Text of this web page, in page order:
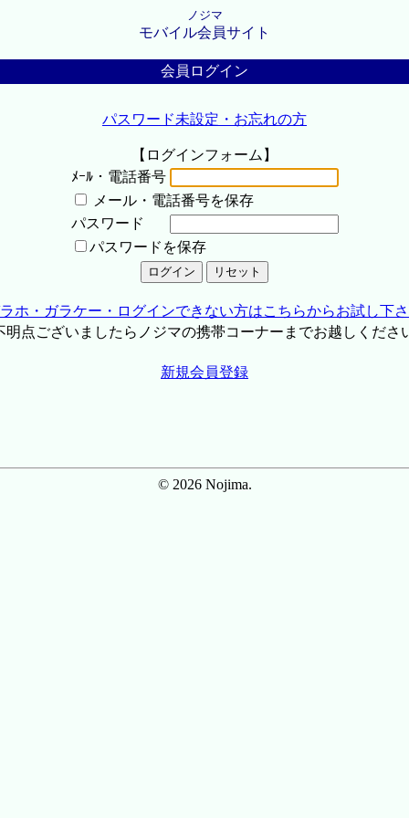
ノジマ
モバイル会員サイト
会員ログイン
パスワード未設定・お忘れの方
【ログインフォーム】
ﾒｰﾙ・電話番号
メール・電話番号を保存
パスワード
パスワードを保存
ホ・ガラケー・ログインできない方はこちらからお試し下
点ございましたらノジマの携帯コーナーまでお越しくださ
新規会員登録
© 2026 Nojima.